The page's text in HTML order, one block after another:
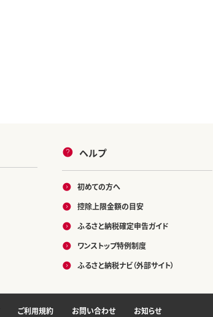
ヘルプ
初めての方へ
控除上限金額の目安
ふるさと納税確定申告ガイド
ワンストップ特例制度
ふるさと納税ナビ（外部サイト）
ご利用規約 お問い合わせ お知らせ